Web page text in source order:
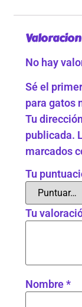
No hay
Sé el
para gatos
Tu
publicada.
marcados
Tu
Tu
Nombre*